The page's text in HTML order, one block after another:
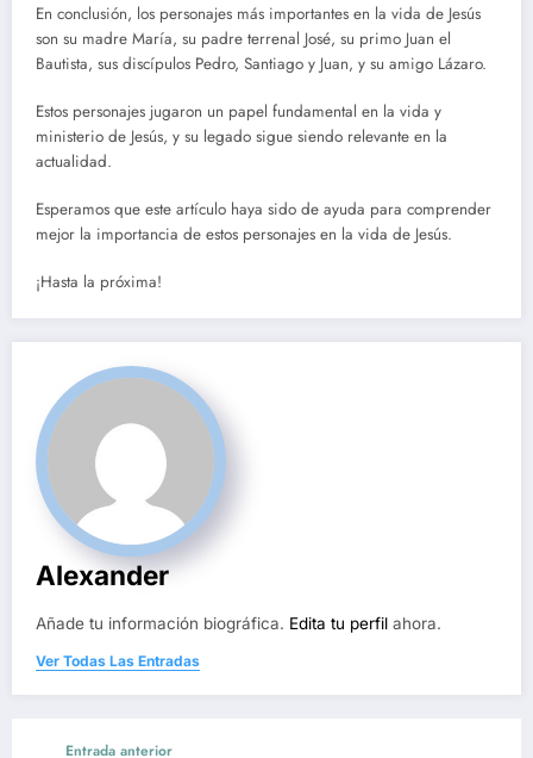
En conclusión, los personajes más importantes en la vida de Jesús
son su madre María, su padre terrenal José, su primo Juan el
Bautista, sus discípulos Pedro, Santiago y Juan, y su amigo Lázaro.
Estos personajes jugaron un papel fundamental en la vida y
ministerio de Jesús, y su legado sigue siendo relevante en la
actualidad.
Esperamos que este artículo haya sido de ayuda para comprender
mejor la importancia de estos personajes en la vida de Jesús.
¡Hasta la próxima!
Alexander
Añade tu información biográfica. Edita tu perfil ahora.
Ver Todas Las Entradas
Entrada anterior